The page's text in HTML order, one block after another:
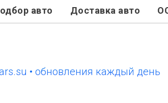
авто Доставка авто
обновления каждый день